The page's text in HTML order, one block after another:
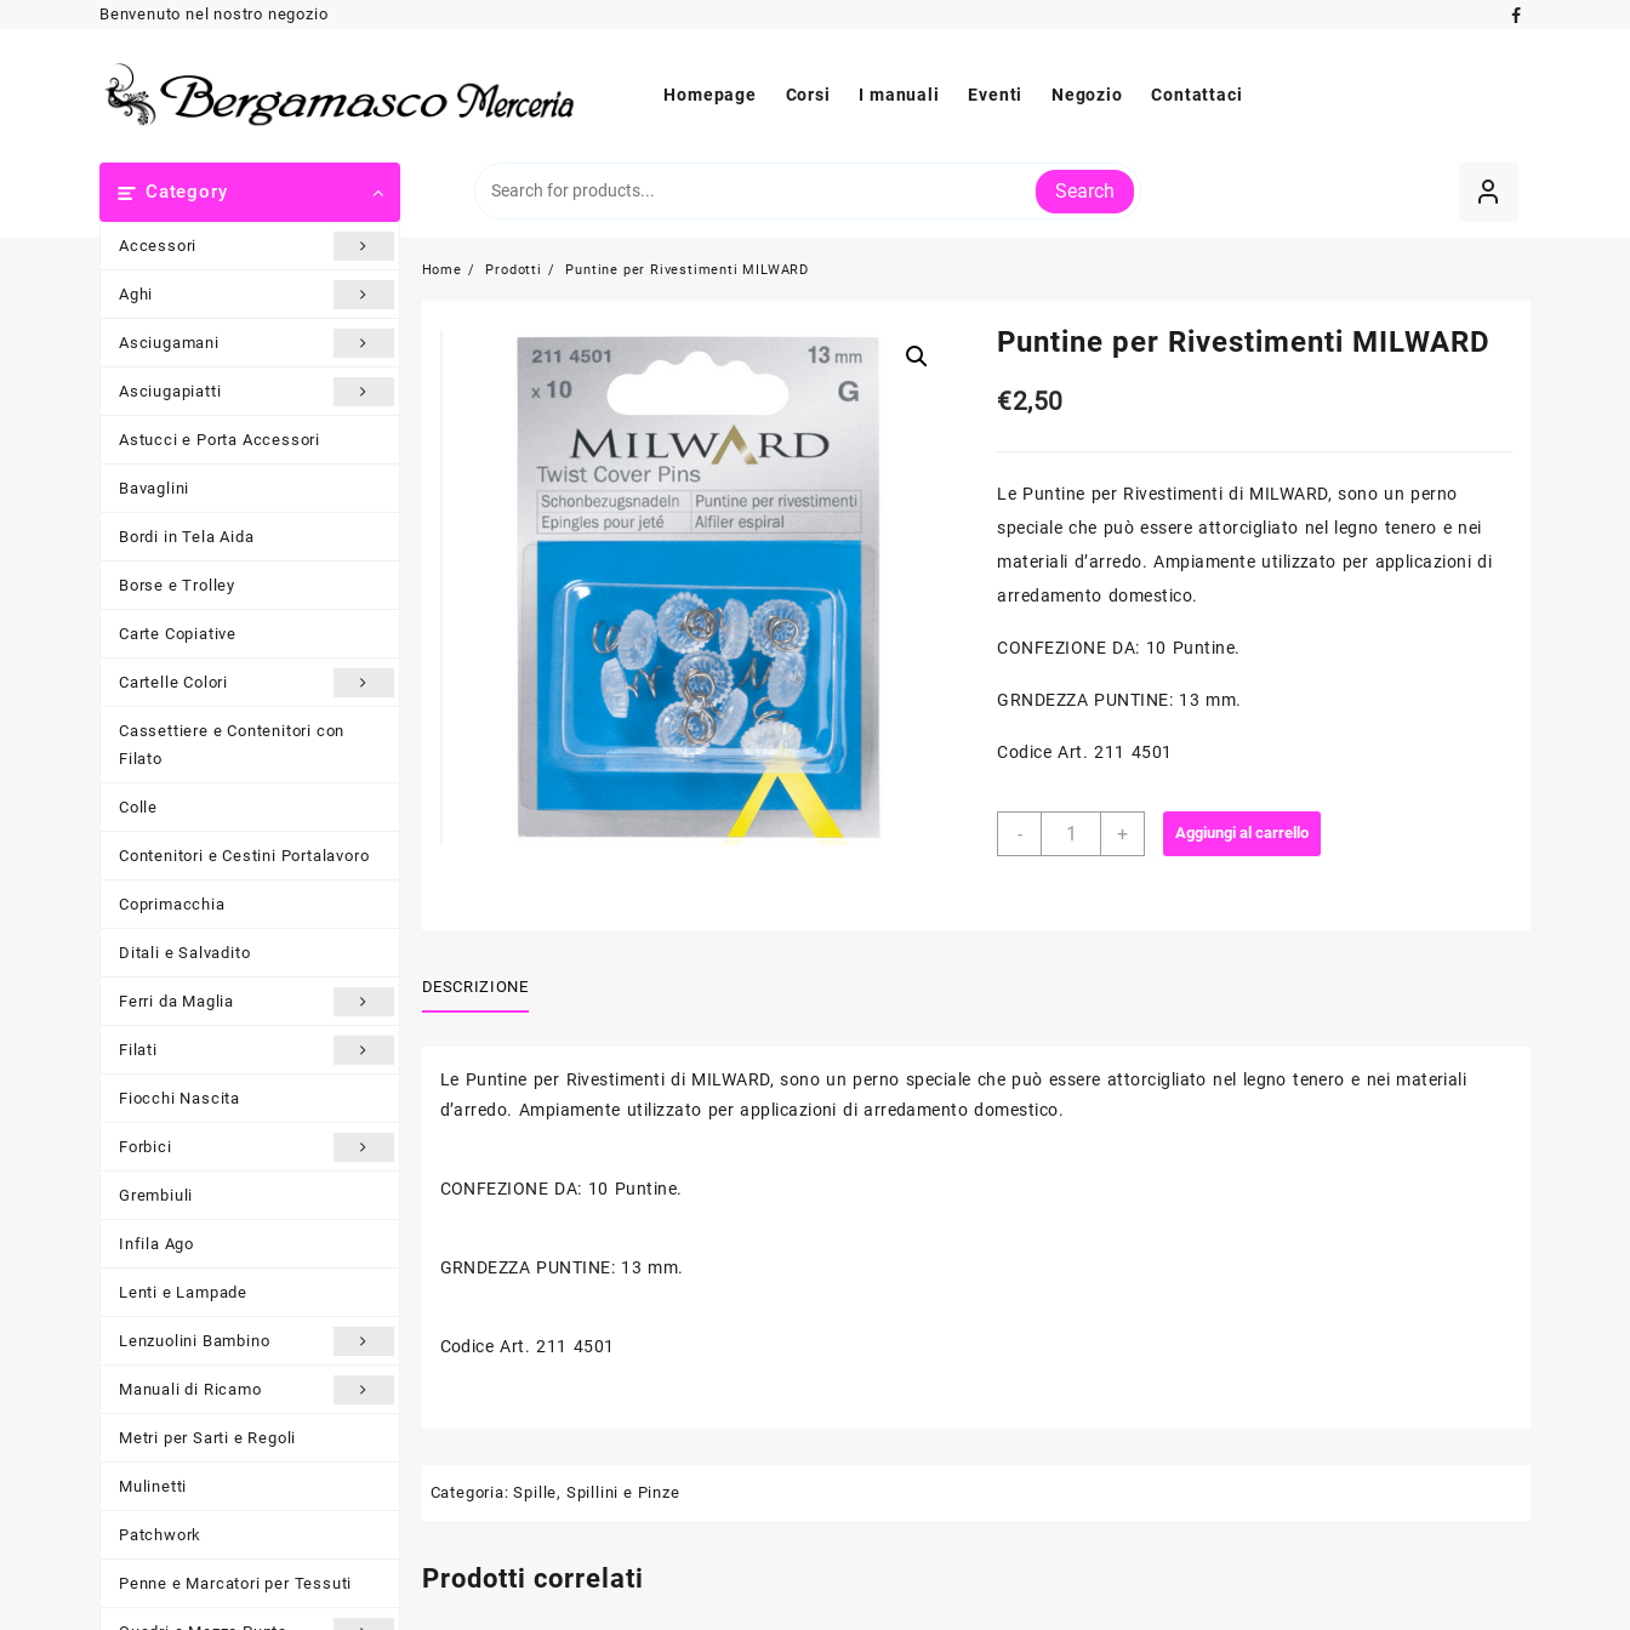
Benvenuto nel nostro negozio
Homepage Corsi I manuali Eventi Negozio Contattaci
Category
Accessori
Aghi
Asciugamani
Asciugapiatti
Astucci e Porta Accessori
Bavaglini
Bordi in Tela Aida
Borse e Trolley
Carte Copiative
Cartelle Colori
Cassettiere e Contenitori con
Filato
Colle
Contenitori e Cestini Portalavoro
Coprimacchia
Ditali e Salvadito
Ferri da Maglia
Filati
Fiocchi Nascita
Forbici
Grembiuli
Infila Ago
Lenti e Lampade
Lenzuolini Bambino
Manuali di Ricamo
Metri per Sarti e Regoli
Mulinetti
Patchwork
Penne e Marcatori per Tessuti
Search
Home Prodotti Puntine per Rivestimenti MILWARD
Puntine per Rivestimenti MILWARD
€2,50
Le Puntine per Rivestimenti di MILWARD, sono un perno
speciale che può essere attorcigliato nel legno tenero e nei
materiali d’arredo. Ampiamente utilizzato per applicazioni di
arredamento domestico.
CONFEZIONE DA: 10 Puntine.
GRNDEZZA PUNTINE: 13 mm.
Codice Art. 211 4501
-
Puntine
+ Aggiungi al carrello
DESCRIZIONE
Le Puntine per Rivestimenti di MILWARD, sono un perno speciale che può essere attorcigliato nel legno tenero e nei materiali
d’arredo. Ampiamente utilizzato per applicazioni di arredamento domestico.
CONFEZIONE DA: 10 Puntine.
GRNDEZZA PUNTINE: 13 mm.
Codice Art. 211 4501
Categoria:Spille, Spillini e Pinze
Prodotti correlati